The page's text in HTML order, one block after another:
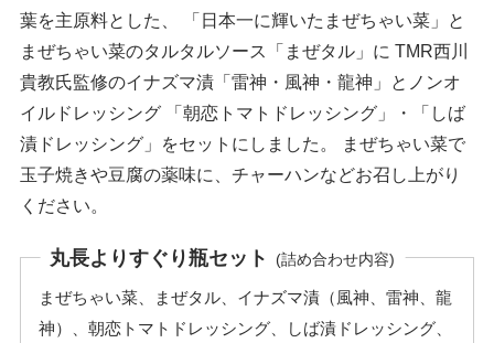
葉を主原料とした、 「日本一に輝いたまぜちゃい菜」と
まぜちゃい菜のタルタルソース「まぜタル」に TMR西川
貴教氏監修のイナズマ漬「雷神・風神・龍神」とノンオ
イルドレッシング 「朝恋トマトドレッシング」・「しば
漬ドレッシング」をセットにしました。 まぜちゃい菜で
玉子焼きや豆腐の薬味に、チャーハンなどお召し上がり
ください。
丸長よりすぐり瓶セット (詰め合わせ内容)
まぜちゃい菜、まぜタル、イナズマ漬（風神、雷神、龍
神）、朝恋トマトドレッシング、しば漬ドレッシング、